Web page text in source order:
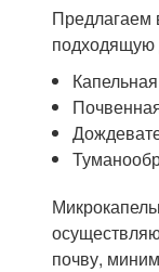
Предлагаем
подходящую
почву,